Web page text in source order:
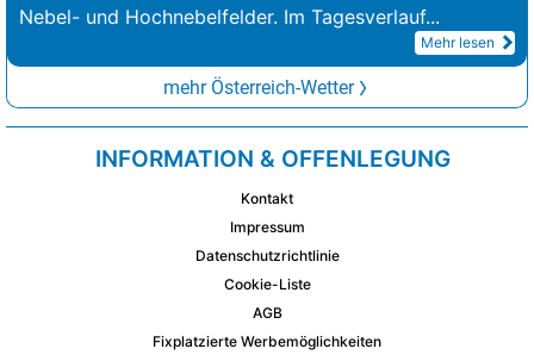
Nebel- und Hochnebelfelder. Im Tagesverlauf...
Mehr lesen
mehr Österreich-Wetter
INFORMATION & OFFENLEGUNG
Kontakt
Impressum
Datenschutzrichtlinie
Cookie-Liste
AGB
Fixplatzierte Werbemöglichkeiten